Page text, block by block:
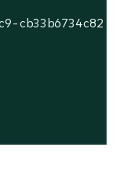
cb33b6734c82